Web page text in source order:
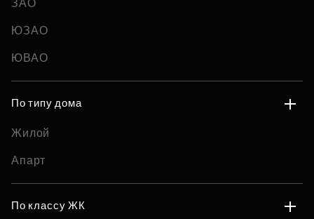
ЗАО
ЮЗАО
ЮВАО
По типу дома
Жилой
Апарт
По классу ЖК